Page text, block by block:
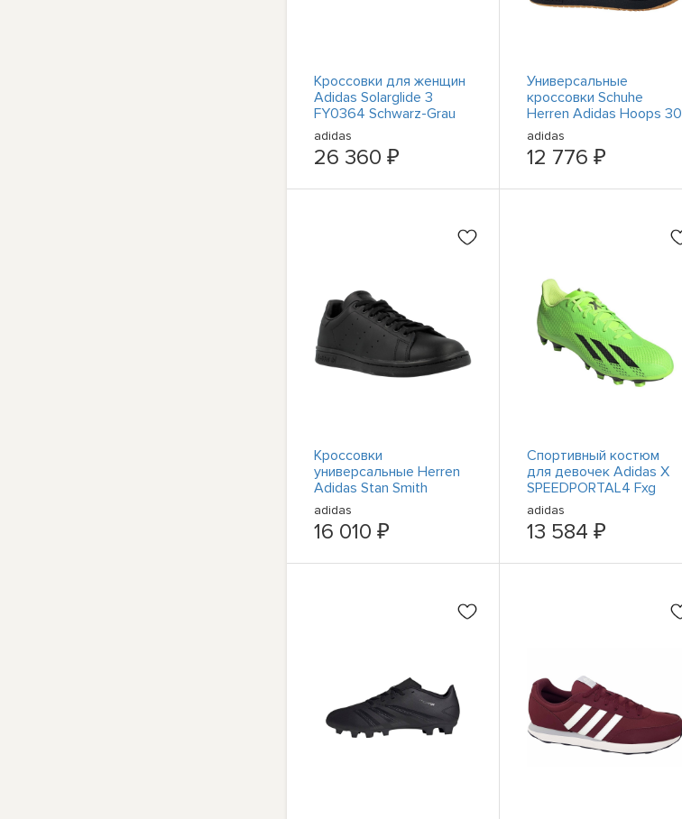
Кроссовки для женщин
Adidas Solarglide 3
FY0364 Schwarz-Grau
adidas
26 360 ₽
Универсальные
кроссовки Schuhe
Herren Adidas Hoops 30
GY4727 Schwarz
adidas
12 776 ₽
Кроссовки
универсальные Herren
Adidas Stan Smith
M20327 Schwarz
adidas
16 010 ₽
Спортивный костюм
для девочек Adidas X
SPEEDPORTAL4 Fxg
GW8494 Grün
adidas
13 584 ₽